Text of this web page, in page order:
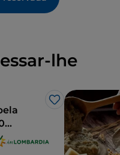
lhe
Gosto
família